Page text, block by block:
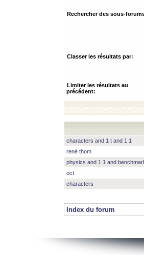
Rechercher des sous-
Classer les résultats par:
Limiter les résultats au
précédent:
characters and 1 t and 1 1
rené thom
physics and 1 1 and
oct
characters
Index du forum